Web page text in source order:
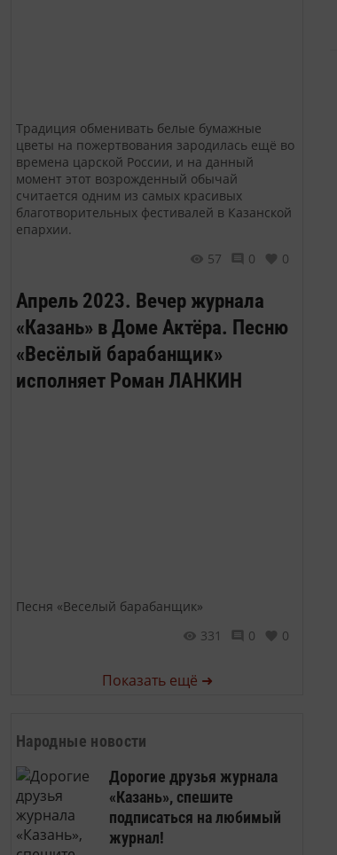
Традиция обменивать белые бумажные
цветы на пожертвования зародилась ещё во
времена царской России, и на данный
момент этот возрожденный обычай
считается одним из самых красивых
благотворительных фестивалей в Казанской
епархии.
57
0 0
Апрель 2023. Вечер журнала
«Казань» в Доме Актёра. Песню
«Весёлый барабанщик»
исполняет Роман ЛАНКИН
Песня «Веселый барабанщик»
331
0 0
Показать ещё ➜
Народные новости
Дорогие друзья журнала
«Казань», спешите
подписаться на любимый
журнал!